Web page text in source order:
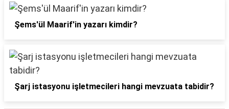
Şems'ül Maarif'in yazarı kimdir?
Şarj istasyonu işletmecileri hangi mevzuata tabidir?